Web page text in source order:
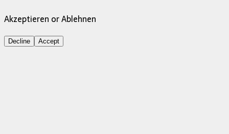
Akzeptieren or Ablehnen
Decline Accept